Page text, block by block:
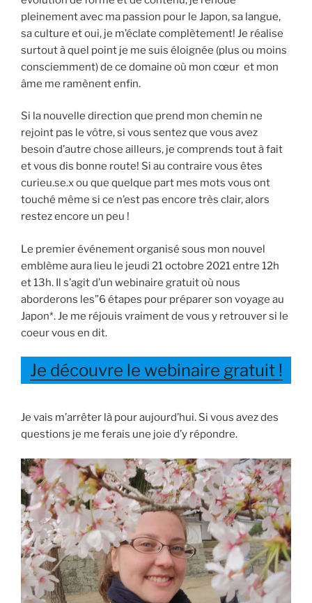
pleinement avec ma passion pour le Japon, sa langue,
sa culture et oui, je m’éclate complètement! Je réalise
surtout à quel point je me suis éloignée (plus ou moins
consciemment) de ce domaine où mon cœur et mon
âme me ramènent enfin.
Si la nouvelle direction que prend mon chemin ne
rejoint pas le vôtre, si vous sentez que vous avez
besoin d’autre chose ailleurs, je comprends tout à fait
et vous dis bonne route! Si au contraire vous êtes
curieu.se.x ou que quelque part mes mots vous ont
touché même si ce n’est pas encore très clair, alors
restez encore un peu !
Le premier événement organisé sous mon nouvel
emblème aura lieu le jeudi 21 octobre 2021 entre 12h
et 13h. Il s’agit d’un webinaire gratuit où nous
aborderons les”6 étapes pour préparer son voyage au
Japon*. Je me réjouis vraiment de vous y retrouver si le
coeur vous en dit.
Je découvre le webinaire gratuit !
Je vais m’arrêter là pour aujourd’hui. Si vous avez des
questions je me ferais une joie d’y répondre.